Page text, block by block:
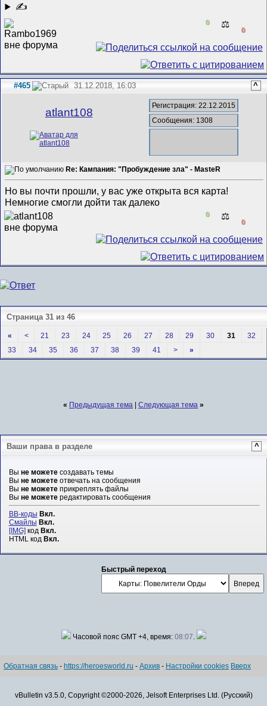
✍
0 ⚖️
0
#465 31.12.2018, 16:03 ^
atlant108
Регистрация: 22.12.2015
Сообщения: 1308
Re: Кампания: "Пробуждение зла" - MasteR
Но вы почти прошли, у вас уже открыта вся карта!
Немногие смогли дойти так далеко
0 ⚖️
0
Страница 31 из 46
« < 21 23 24 25 26 27 28 29 30 31
32
33
34 35 36 37 38 39 41 > »
« Предыдущая тема | Следующая тема »
Ваши права в разделе ^
Вы не можетесоздавать темы
Вы не можетеотвечать на сообщения
Вы не можетеприкреплять файлы
Вы не можетередактировать сообщения
BB-коды Вкл.
Смайлы Вкл.
[IMG] код Вкл.
HTML код Вкл.
Быстрый переход
Часовой пояс GMT +4, время: 08:07.
Обратная связь - https://heroesworld.ru - Архив - Настройки cookies Вверх
vBulletin v3.5.0, Copyright ©2000-2026, Jelsoft Enterprises Ltd. (Русский)